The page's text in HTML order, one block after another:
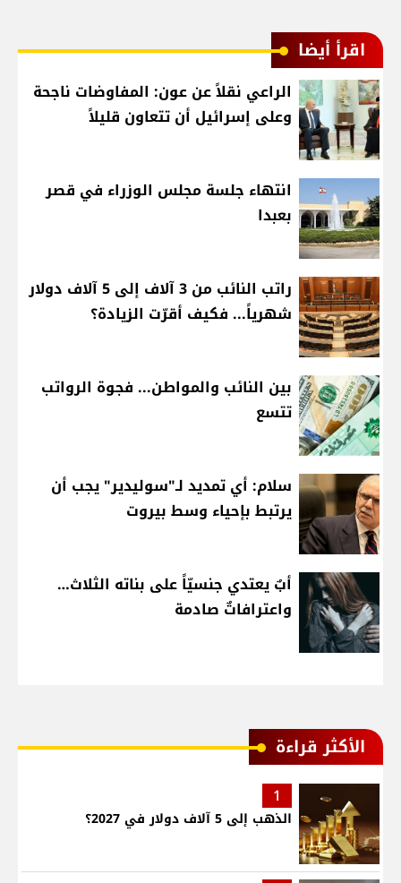
اقرأ أيضا
الراعي نقلاً عن عون: المفاوضات ناجحة
وعلى إسرائيل أن تتعاون قليلاً
انتهاء جلسة مجلس الوزراء في قصر
بعبدا
راتب النائب من 3 آلاف إلى 5 آلاف دولار
شهرياً... فكيف أقرّت الزيادة؟
بين النائب والمواطن... فجوة الرواتب
تتسع
سلام: أي تمديد لـ"سوليدير" يجب أن
يرتبط بإحياء وسط بيروت
أبٌ يعتدي جنسيّاً على بناته الثلاث…
واعترافاتٌ صادمة
الأكثر قراءة
1
الذهب إلى 5 آلاف دولار في 2027؟